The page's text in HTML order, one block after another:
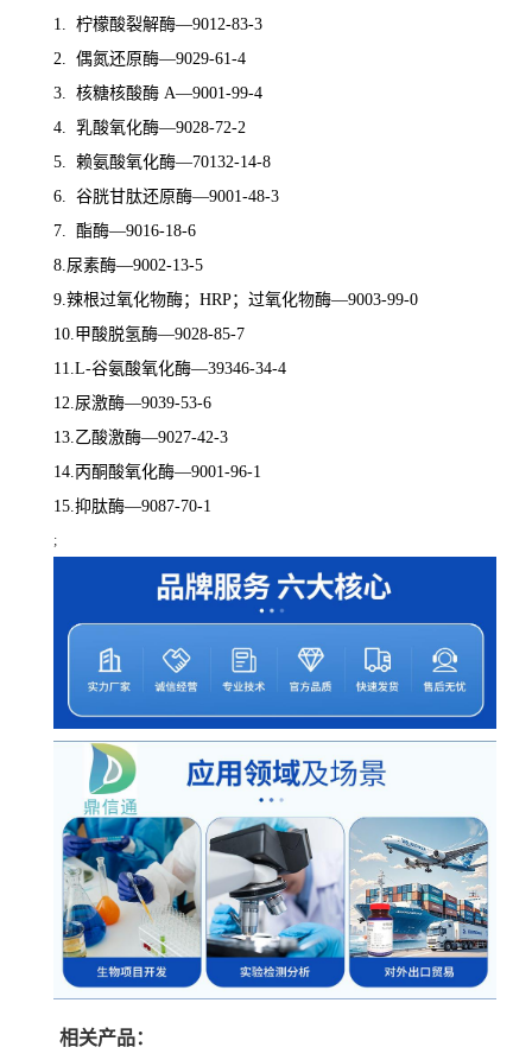
1. 柠檬酸裂解酶—9012-83-3
2. 偶氮还原酶—9029-61-4
3. 核糖核酸酶 A—9001-99-4
4. 乳酸氧化酶—9028-72-2
5. 赖氨酸氧化酶—70132-14-8
6. 谷胱甘肽还原酶—9001-48-3
7. 酯酶—9016-18-6
8.尿素酶—9002-13-5
9.辣根过氧化物酶；HRP；过氧化物酶—9003-99-0
10.甲酸脱氢酶—9028-85-7
11.L-谷氨酸氧化酶—39346-34-4
12.尿激酶—9039-53-6
13.乙酸激酶—9027-42-3
14.丙酮酸氧化酶—9001-96-1
15.抑肽酶—9087-70-1
;
相关产品：